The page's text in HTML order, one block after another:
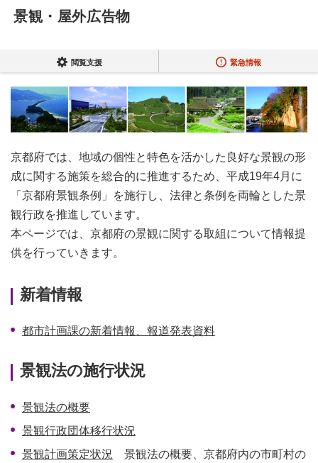
景観・屋外広告物
閲覧支援 緊急情報
京都府では、地域の個性と特色を活かした良好な景観の形
成に関する施策を総合的に推進するため、平成19年4月に
「京都府景観条例」を施行し、法律と条例を両輪とした景
観行政を推進しています。
本ページでは、京都府の景観に関する取組について情報提
供を行っていきます。
新着情報
都市計画課の新着情報、報道発表資料
景観法の施行状況
景観法の概要
景観行政団体移行状況
景観計画策定状況 景観法の概要、京都府内の市町村の